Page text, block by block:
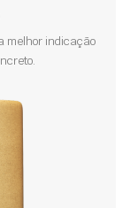
melhor indicação